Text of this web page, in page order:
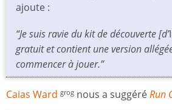
ajoute :
“Je suis ravie du kit de découverte [d’
gratuit et contient une version
commencer à jouer.”
Caias Ward grog nous a suggéréRun